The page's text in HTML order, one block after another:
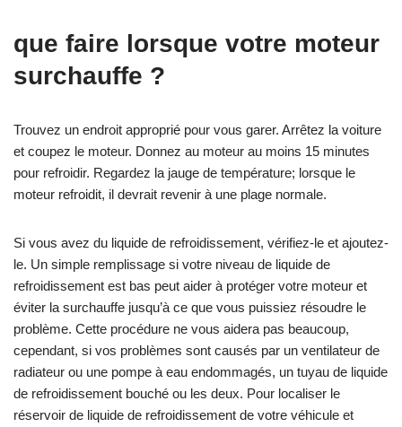
que faire lorsque votre moteur
surchauffe ?
Trouvez un endroit approprié pour vous garer. Arrêtez la voiture
et coupez le moteur. Donnez au moteur au moins 15 minutes
pour refroidir. Regardez la jauge de température; lorsque le
moteur refroidit, il devrait revenir à une plage normale.
Si vous avez du liquide de refroidissement, vérifiez-le et ajoutez-
le. Un simple remplissage si votre niveau de liquide de
refroidissement est bas peut aider à protéger votre moteur et
éviter la surchauffe jusqu’à ce que vous puissiez résoudre le
problème. Cette procédure ne vous aidera pas beaucoup,
cependant, si vos problèmes sont causés par un ventilateur de
radiateur ou une pompe à eau endommagés, un tuyau de liquide
de refroidissement bouché ou les deux. Pour localiser le
réservoir de liquide de refroidissement de votre véhicule et